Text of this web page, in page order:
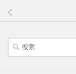
搜
索：